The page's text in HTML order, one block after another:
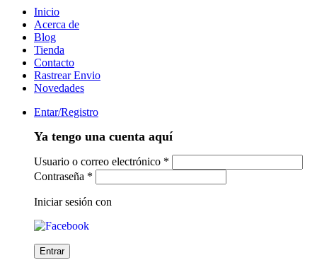
Inicio
Acerca de
Blog
Tienda
Contacto
Rastrear Envio
Novedades
Entar/Registro
Ya tengo una cuenta aquí
Usuario o correo electrónico *
Contraseña *
Iniciar sesión con